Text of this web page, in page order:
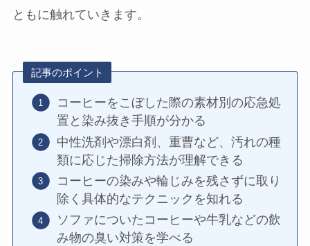
ともに触れていきます。
記事のポイント
コーヒーをこぼした際の素材別の応急処
置と染み抜き手順が分かる
中性洗剤や漂白剤、重曹など、汚れの種
類に応じた掃除方法が理解できる
コーヒーの染みや輪じみを残さずに取り
除く具体的なテクニックを知れる
ソファについたコーヒーや牛乳などの飲
み物の臭い対策を学べる